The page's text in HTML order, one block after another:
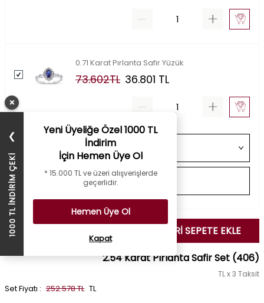
0.71 Karat Pırlanta Safir Yüzük
73.602TL 36.801 TL
SEÇİLENLERİ SEPETE EKLE
2.54 Karat Pırlanta Safir Set (406)
TL x 3 Taksit
Set Fiyatı : 252.578 TL TL
×
❯
1000 TL İNDİRİM ÇEKİ
Yeni Üyeliğe Özel 1000 TL
İndirim
İçin Hemen Üye Ol
* 15.000 TL ve üzeri alışverişlerde
geçerlidir.
Hemen Üye Ol
Kapat